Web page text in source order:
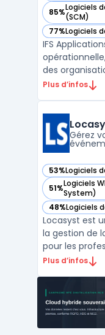
85%Logiciels
(SCM)
— voir IFS
77%Logiciels
— voir IFS
IFS
des
du cycle
des
Management,
Plus d’infos
Gérez
53%Logiciels
— voir
51%Logiciels
System)
— voir
48%Logiciels
— voir
Locasyst est
la gestion de
pour les
France et
avancés de
question de
stocks évé ...
Plus d’infos